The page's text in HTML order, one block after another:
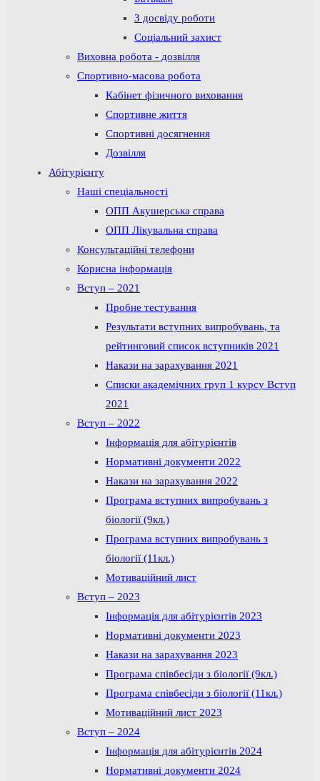
З досвіду роботи
Соціальний захист
Виховна робота - дозвілля
Спортивно-масова робота
Кабінет фізичного виховання
Спортивне життя
Спортивні досягнення
Дозвілля
Абітурієнту
Наші спеціальності
ОПП Акушерська справа
ОПП Лікувальна справа
Консультаційні телефони
Корисна інформація
Вступ – 2021
Пробне тестування
Результати вступних випробувань, та
рейтинговий список вступників 2021
Накази на зарахування 2021
Списки академічних груп 1 курсу Вступ
2021
Вступ – 2022
Інформація для абітурієнтів
Нормативні документи 2022
Накази на зарахування 2022
Програма вступних випробувань з
біології (9кл.)
Програма вступних випробувань з
біології (11кл.)
Мотиваційний лист
Вступ – 2023
Інформація для абітурієнтів 2023
Нормативні документи 2023
Накази на зарахування 2023
Програма співбесіди з біології (9кл.)
Програма співбесіди з біології (11кл.)
Мотиваційний лист 2023
Вступ – 2024
Інформація для абітурієнтів 2024
Нормативні документи 2024